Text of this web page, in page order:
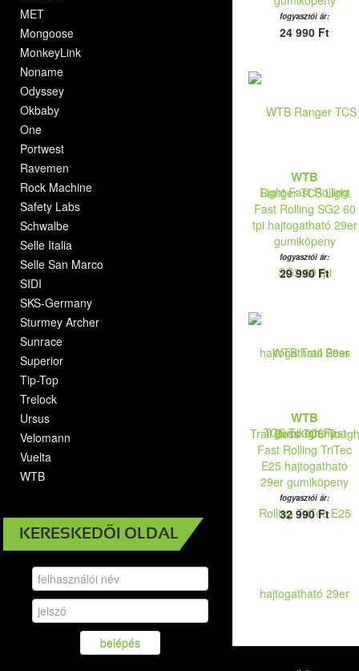
MET
Mongoose
MonkeyLink
Noname
Odyssey
Okbaby
One
Portwest
Ravemen
Rock Machine
Safety Labs
Schwalbe
Selle Italia
Selle San Marco
SIDI
SKS-Germany
Sturmey Archer
Sunrace
Superior
Tip-Top
Trelock
Ursus
Velomann
Vuelta
WTB
KERESKEDŐI OLDAL
belépés
fogyasztói ár:
24 990 Ft
WTB
Ranger TCS Light
Fast Rolling SG2 60
tpi hajtogatható 29er
gumiköpeny
fogyasztói ár:
29 990 Ft
WTB
Trail Boss TCS Tough
Fast Rolling TriTec
E25 hajtogatható
29er gumiköpeny
fogyasztói ár:
32 990 Ft